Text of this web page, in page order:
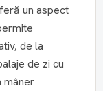
un aspect
de la
de zi cu
mâner